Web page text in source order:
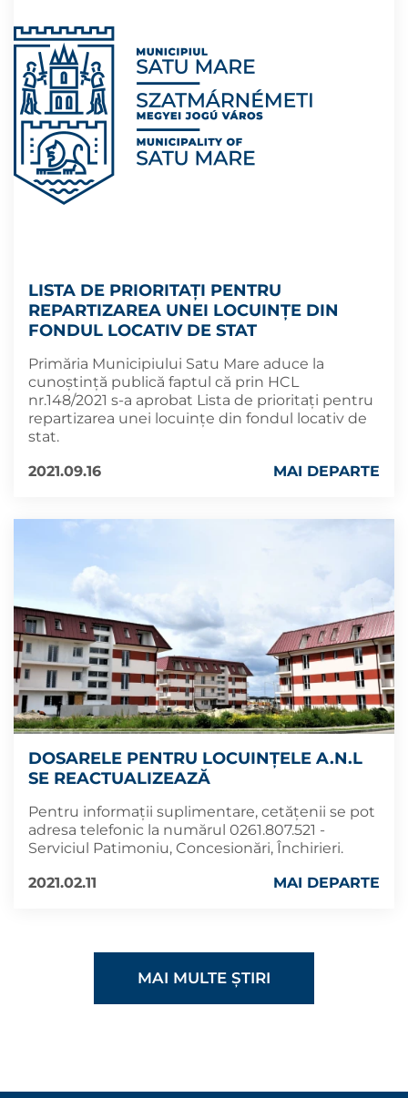
LISTA DE PRIORITAȚI PENTRU
REPARTIZAREA UNEI LOCUINȚE DIN
FONDUL LOCATIV DE STAT
Primăria Municipiului Satu Mare aduce la
cunoștință publică faptul că prin HCL
nr.148/2021 s-a aprobat Lista de prioritați pentru
repartizarea unei locuințe din fondul locativ de
stat.
2021.09.16
MAI DEPARTE
DOSARELE PENTRU LOCUINȚELE A.N.L
SE REACTUALIZEAZĂ
Pentru informații suplimentare, cetățenii se pot
adresa telefonic la numărul 0261.807.521 -
Serviciul Patimoniu, Concesionări, Închirieri.
2021.02.11
MAI DEPARTE
MAI MULTE ȘTIRI